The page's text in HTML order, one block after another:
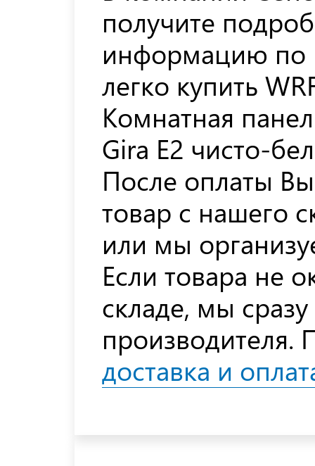
получите
информацию по
легко купить
Комнатная
Gira E2 чисто-
После оплаты
товар с нашего
или мы
Если товара не
складе, мы
производителя.
доставка и